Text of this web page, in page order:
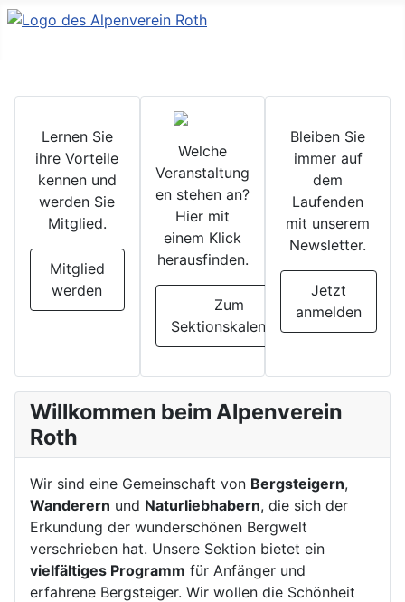
Lernen Sie
ihre Vorteile
kennen und
werden Sie
Mitglied.
Mitglied
werden
Welche
Veranstaltung
en stehen an?
Hier mit
einem Klick
herausfinden.
Zum
Sektionskalender
Bleiben Sie
immer auf
dem
Laufenden
mit unserem
Newsletter.
Jetzt
anmelden
Willkommen beim Alpenverein
Roth
Wir sind eine Gemeinschaft von Bergsteigern,
Wanderern und Naturliebhabern, die sich der
Erkundung der wunderschönen Bergwelt
verschrieben hat. Unsere Sektion bietet ein
vielfältiges Programm für Anfänger und
erfahrene Bergsteiger. Wir wollen die Schönheit